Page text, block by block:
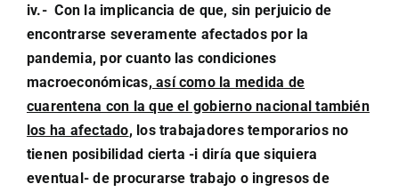
iv.- Con la implicancia de que, sin perjuicio de
encontrarse severamente afectados por la
pandemia, por cuanto las condiciones
macroeconómicas, así como la medida de
cuarentena con la que el gobierno nacional también
los ha afectado, los trabajadores temporarios no
tienen posibilidad cierta -i diría que siquiera
eventual- de procurarse trabajo o ingresos de